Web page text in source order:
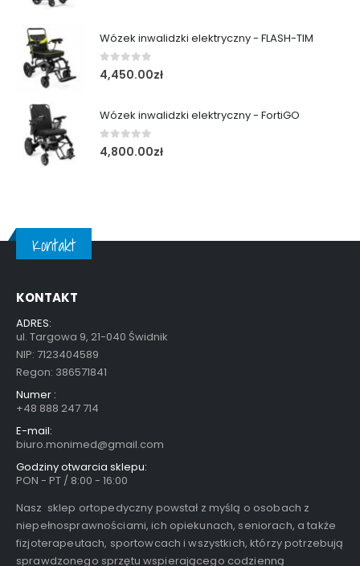
Wózek inwalidzki elektryczny - FLASH-TIM
0out of 5
4,450.00zł
Wózek inwalidzki elektryczny - FortiGO
0out of 5
4,800.00zł
Kontakt
KONTAKT
ADRES:
ul. Targowa 9, 21-040 Świdnik
NIP: 7123404589
Regon: 386571841
Numer :
+48 888 247 714
E-mail:
biuro.monimed@gmail.com
Godziny otwarcia sklepu:
PON - PT / 8:00 - 16:00
Nasz sklep ortopedyczny powstał z myślą o osobach z
niepełnosprawnościami, ich opiekunach, seniorach, a także
fizjoterapeutach, sportowcach i wszystkich, którzy potrzebują
sprawdzonego sprzętu wspierającego codzienną